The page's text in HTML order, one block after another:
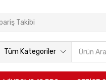
Takibi
Tüm Kategoriler